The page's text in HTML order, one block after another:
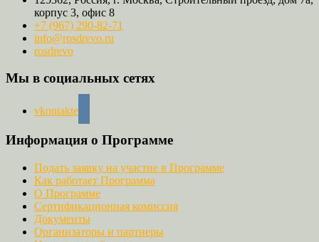
корпус 3, офис 8
+7 (967) 290-82-71
info@rosdrevo.ru
rosdrevo
Мы в социальных сетях
vkontakte
Информация о Программе
Подать заявку на участие в Программе
Как работает Программа
О Программе
Сертификационная комиссия
Документы
Организаторы и партнеры